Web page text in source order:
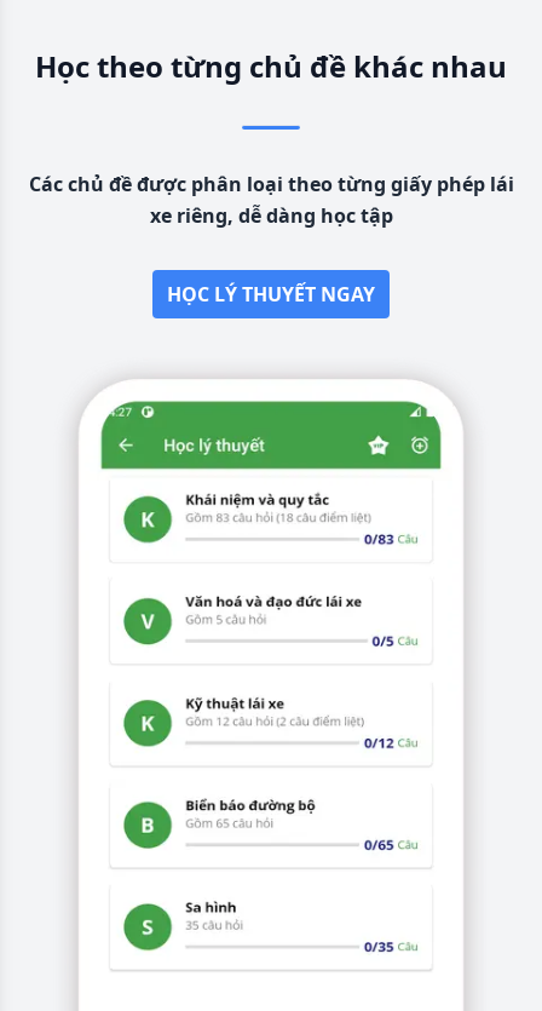
Học theo từng chủ đề khác nhau
Các chủ đề được phân loại theo từng giấy phép lái
xe riêng, dễ dàng học tập
HỌC LÝ THUYẾT NGAY